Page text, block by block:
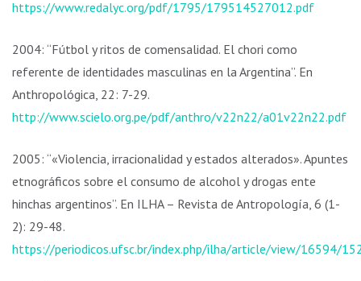
https://www.redalyc.org/pdf/1795/179514527012.pdf
2004: “Fútbol y ritos de comensalidad. El chori como
referente de identidades masculinas en la Argentina”. En
Anthropológica, 22: 7-29.
http://www.scielo.org.pe/pdf/anthro/v22n22/a01v22n22.pdf
2005: “«Violencia, irracionalidad y estados alterados». Apuntes
etnográficos sobre el consumo de alcohol y drogas ente
hinchas argentinos”. En ILHA – Revista de Antropología, 6 (1-
2): 29-48.
https://periodicos.ufsc.br/index.php/ilha/article/view/16594/